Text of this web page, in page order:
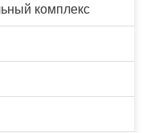
комплекс